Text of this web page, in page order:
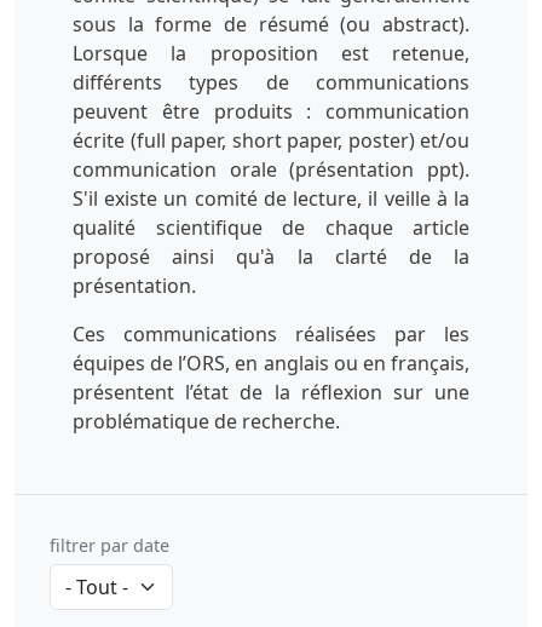
sous la forme de résumé (ou abstract).
Lorsque la proposition est retenue,
différents types de communications
peuvent être produits : communication
écrite (full paper, short paper, poster) et/ou
communication orale (présentation ppt).
S'il existe un comité de lecture, il veille à la
qualité scientifique de chaque article
proposé ainsi qu'à la clarté de la
présentation.
Ces communications réalisées par les
équipes de l’ORS, en anglais ou en français,
présentent l’état de la réflexion sur une
problématique de recherche.
filtrer par date